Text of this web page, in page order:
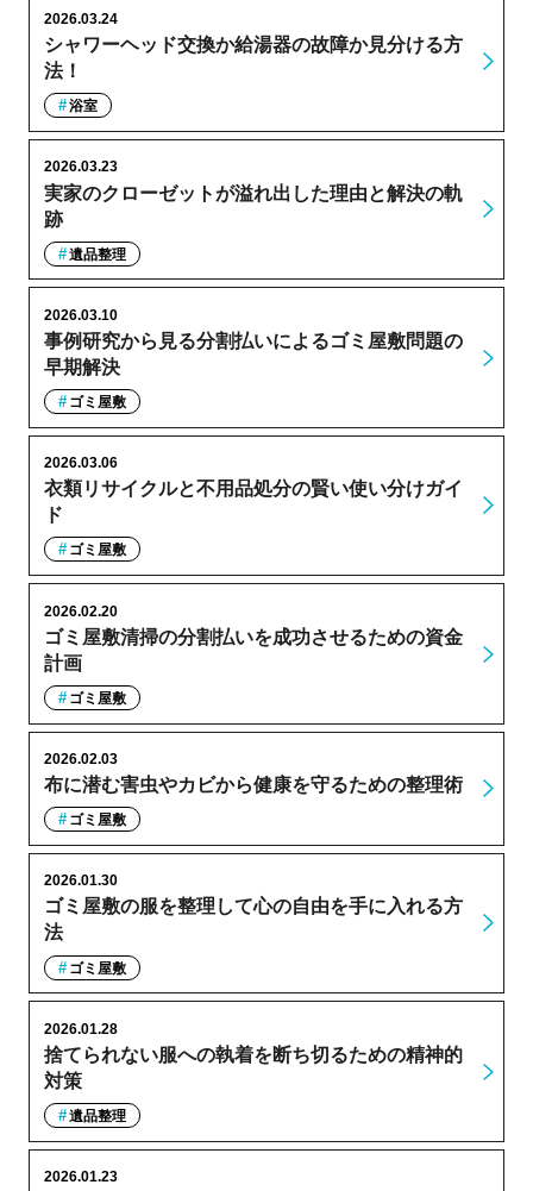
シャワーヘッド交換か給湯器の故障か見分ける方
法！
2026.03.24
浴室
実家のクローゼットが溢れ出した理由と解決の軌
跡
2026.03.23
遺品整理
事例研究から見る分割払いによるゴミ屋敷問題の
早期解決
2026.03.10
ゴミ屋敷
衣類リサイクルと不用品処分の賢い使い分けガイ
ド
2026.03.06
ゴミ屋敷
ゴミ屋敷清掃の分割払いを成功させるための資金
計画
2026.02.20
ゴミ屋敷
布に潜む害虫やカビから健康を守るための整理術
2026.02.03
ゴミ屋敷
ゴミ屋敷の服を整理して心の自由を手に入れる方
法
2026.01.30
ゴミ屋敷
捨てられない服への執着を断ち切るための精神的
対策
2026.01.28
遺品整理
2026.01.23